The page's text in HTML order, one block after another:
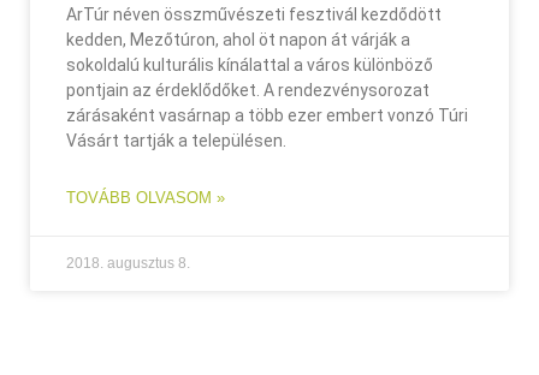
ArTúr néven összművészeti fesztivál kezdődött
kedden, Mezőtúron, ahol öt napon át várják a
sokoldalú kulturális kínálattal a város különböző
pontjain az érdeklődőket. A rendezvénysorozat
zárásaként vasárnap a több ezer embert vonzó Túri
Vásárt tartják a településen.
TOVÁBB OLVASOM »
2018. augusztus 8.